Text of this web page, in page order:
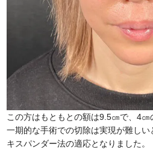
この方はもともとの額は9.5㎝で、4㎝
一期的な手術での切除は実現が難し
キスパンダー法の適応となりました。